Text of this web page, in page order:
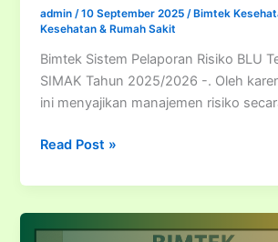
admin/10 September 2025/ Bimtek
Kesehatan & Rumah Sakit
Bimtek Sistem Pelaporan Risiko BLU
SIMAK Tahun 2025/2026 -. Oleh
ini menyajikan manajemen risiko
Bimtek
Pelaporan
Risiko
BLU
Read Post »